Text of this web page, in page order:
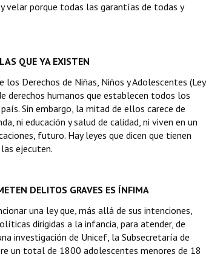
velar porque todas las garantías de todas y
QUE YA EXISTEN
Derechos de Niñas, Niños y Adolescentes (Ley
derechos humanos que establecen todos los
Sin embargo, la mitad de ellos carece de
ni educación y salud de calidad, ni viven en un
futuro. Hay leyes que dicen que tienen
ejecuten.
DELITOS GRAVES ES ÍNFIMA
una ley que, más allá de sus intenciones,
dirigidas a la infancia, para atender, de
investigación de Unicef, la Subsecretaría de
un total de 1800 adolescentes menores de 18